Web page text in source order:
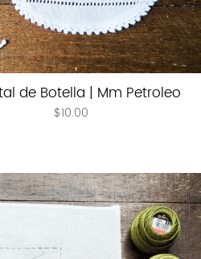
de Botella | Mm Petroleo
$10.00